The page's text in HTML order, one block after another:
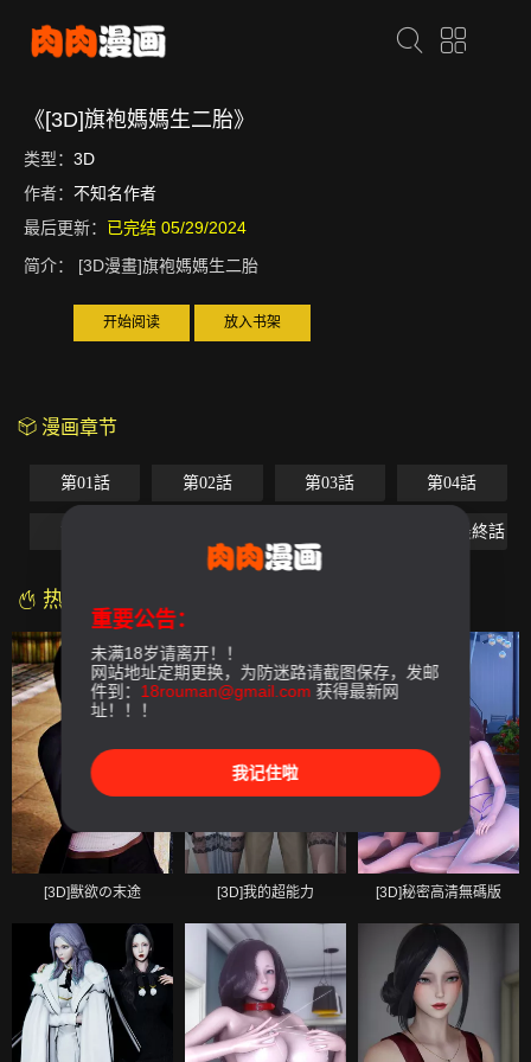
《[3D]旗袍媽媽生二胎》
类型： 3D
作者： 不知名作者
最后更新： 已完结 05/29/2024
简介：
[3D漫畫]旗袍媽媽生二胎
开始阅读 放入书架
漫画章节
第01話 第02話 第03話 第04話
第08話-最終話
热门漫画
[3D]獸欲の末途 [3D]我的超能力 [3D]秘密高清無碼版
重要公告：
未满18岁请离开！！
网站地址定期更换，为防迷路请截图保存，发邮
件到： 18rouman@gmail.com 获得最新网
址！！！
我记住啦